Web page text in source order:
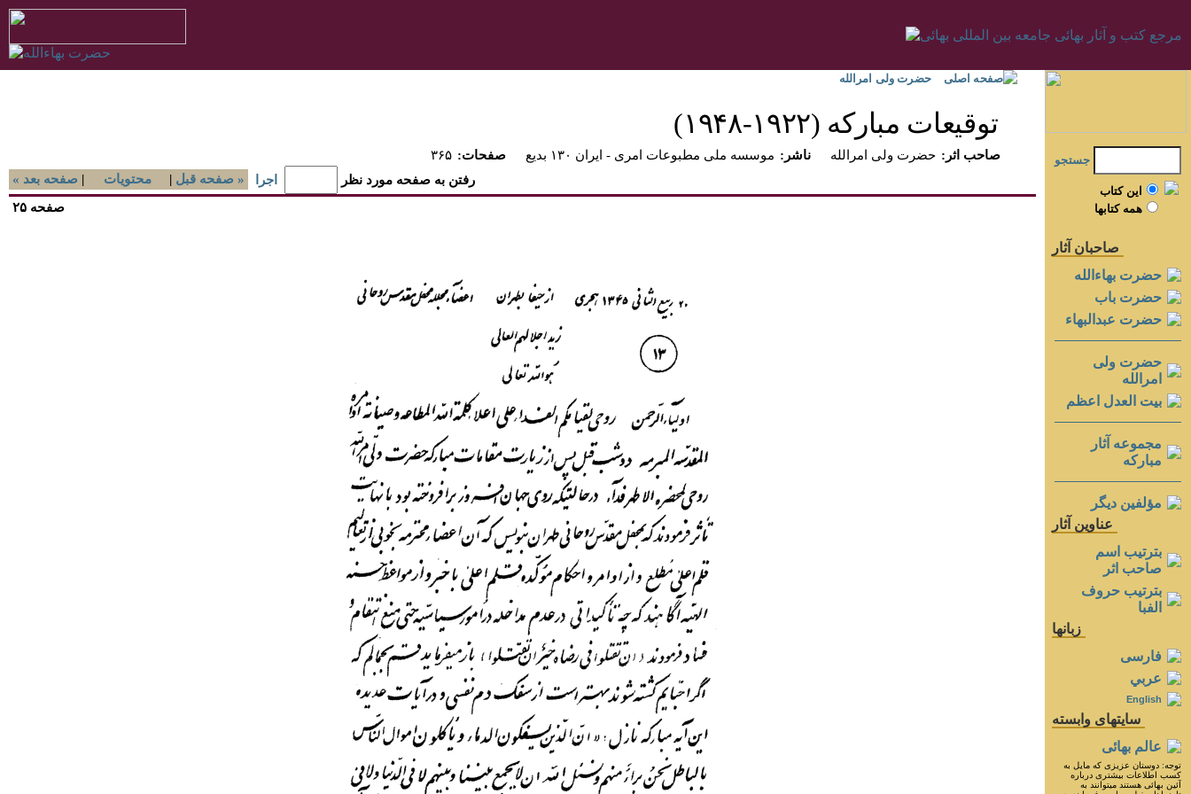
صفحه اصلی حضرت ولی امرالله
توقيعات مباركه (۱۹۲۲-۱۹۴۸)‏
۳۶۵ :صفحات موسسه ملی مطبوعات امری - ايران ۱۳۰ بديع :ناشر حضرت ولی امرالله
:صاحب اثر
« صفحه بعد | محتويات | صفحه قبل » رفتن به صفحه مورد نظر
اجرا
جستجو
اين کتاب
همه کتابها
صاحبان آثار
حضرت بهاءالله
حضرت باب
حضرت عبدالبهاء
حضرت ولی
امرالله
بيت العدل اعظم
مجموعه آثار
مباركه
مؤلفين ديگر
عناوين آثار
بترتيب اسم
صاحب اثر
بترتيب حروف
الفبا
زبانها
فارسی
عربي
English
سايتهای وابسته
عالم بهائی
توجه: دوستان عزيزى كه مايل به
كسب اطلاعات بيشترى درباره
آئين بهائى هستند ميتوانند به